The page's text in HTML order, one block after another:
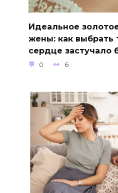
Идеальное
жены: как выбрать
сердце застучало
0 6